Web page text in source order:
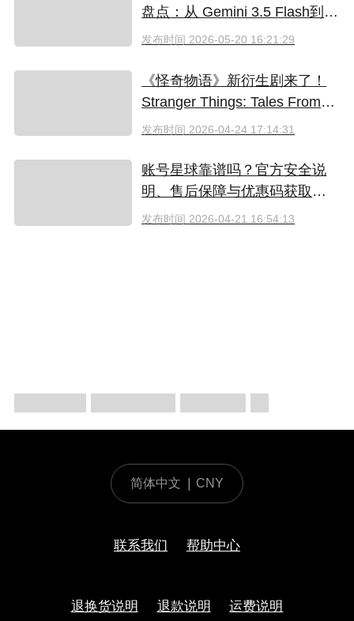
盘点：从 Gemini 3.5 Flash到全
新AI智能体生态
发布时间 2026-05-20 16:21:29
《怪奇物语》新衍生剧来了！
Stranger Things: Tales From
'85 好看吗？附奈飞拼车低价观
发布时间 2026-04-24 17:14:31
账号星球靠谱吗？官方安全说
明、售后保障与优惠码获取指
南（2026）
发布时间 2026-04-21 16:54:13
简体中文 CNY
联系我们 帮助中心
退换货说明 退款说明 运费说明